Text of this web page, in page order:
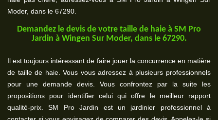
Moder, dans le 67290.
Demandez le devis de votre taille de haie à SM Pro
Jardin à Wingen Sur Moder, dans le 67290.
Il est toujours intéressant de faire jouer la concurrence en matière
de taille de haie. Vous vous adressez à plusieurs professionnels
pour une demande devis. Vous confrontez par la suite les
propositions pour identifier celui qui offre le meilleur rapport
qualité-prix. SM Pro Jardin est un jardinier professionnel à